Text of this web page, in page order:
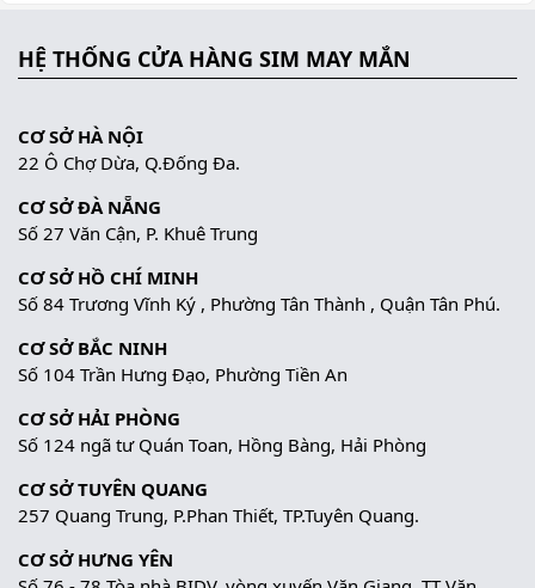
HỆ THỐNG CỬA HÀNG SIM MAY MẮN
CƠ SỞ HÀ NỘI
22 Ô Chợ Dừa, Q.Đống Đa.
CƠ SỞ ĐÀ NẴNG
Số 27 Văn Cận, P. Khuê Trung
CƠ SỞ HỒ CHÍ MINH
Số 84 Trương Vĩnh Ký , Phường Tân Thành , Quận Tân Phú.
CƠ SỞ BẮC NINH
Số 104 Trần Hưng Đạo, Phường Tiền An
CƠ SỞ HẢI PHÒNG
Số 124 ngã tư Quán Toan, Hồng Bàng, Hải Phòng
CƠ SỞ TUYÊN QUANG
257 Quang Trung, P.Phan Thiết, TP.Tuyên Quang.
CƠ SỞ HƯNG YÊN